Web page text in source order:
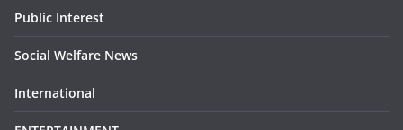
Public Interest
Social Welfare News
International